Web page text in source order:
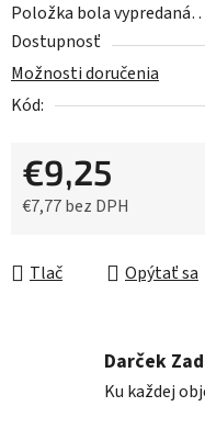
Položka bola
Dostupnosť
Možnosti doručenia
Kód:
€9,25
€7,77 bez DPH
Tlač
Opýtať sa
Darček
Ku každej